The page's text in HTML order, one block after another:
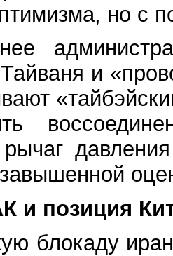
но с
и
рычаг
и позиция
блокаду